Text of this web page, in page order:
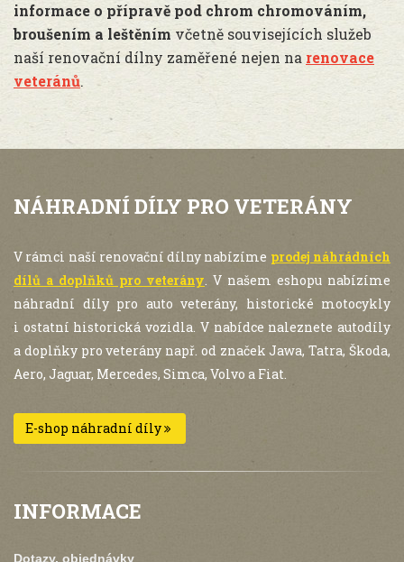
informace o přípravě pod chrom chromováním,
broušením a leštěním včetně souvisejících služeb
naší renovační dílny zaměřené nejen na renovace
veteránů.
NÁHRADNÍ DÍLY PRO VETERÁNY
V rámci naší renovační dílny nabízíme prodej náhrádních
dílů a doplňků pro veterány. V našem eshopu nabízíme
náhradní díly pro auto veterány, historické motocykly
i ostatní historická vozidla. V nabídce naleznete autodíly
a doplňky pro veterány např. od značek Jawa, Tatra, Škoda,
Aero, Jaguar, Mercedes, Simca, Volvo a Fiat.
E-shop náhradní díly
INFORMACE
Dotazy, objednávky